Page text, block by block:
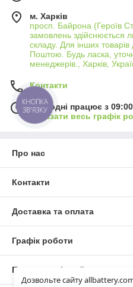
Дозвольте сайту
м. Харків
просп. Байрона (Героїв
замовлень здійснюється
складу. Для інших
Поштою. Будь ласка,
менеджерів., Харків,
Контакти
Сьогодні працює з
Показати весь графік
Про нас
Контакти
Доставка та оплата
Графік роботи
Повна версія сайту
КНОПКА
ЗВ'ЯЗКУ